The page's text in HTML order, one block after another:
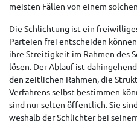
meisten Fällen von einem
Die Schlichtung ist ein
Parteien frei entscheiden
ihre Streitigkeit im Rahmen des
lösen. Der Ablauf ist
den zeitlichen Rahmen, die
Verfahrens selbst bestimmen
sind nur selten öffentlich. Sie
weshalb der Schlichter bei